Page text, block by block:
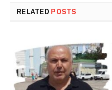
RELATED POSTS